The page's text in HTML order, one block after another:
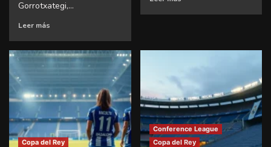
Gorrotxategi,...
Leer más
Copa del Rey
Conference League
Copa del Rey